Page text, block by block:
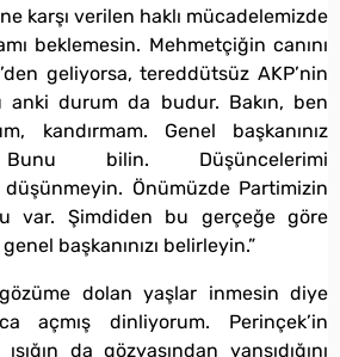
karşı verilen haklı mücadelemizde
beklemesin. Mehmetçiğin canını
geliyorsa, tereddütsüz AKP’nin
anki durum da budur. Bakın, ben
kandırmam. Genel başkanınız
bilin. Düşüncelerimi
Önümüzde Partimizin
var. Şimdiden bu gerçeğe göre
başkanınızı belirleyin.”
dolan yaşlar inmesin diye
açmış dinliyorum. Perinçek’in
da gözyaşından yansıdığını